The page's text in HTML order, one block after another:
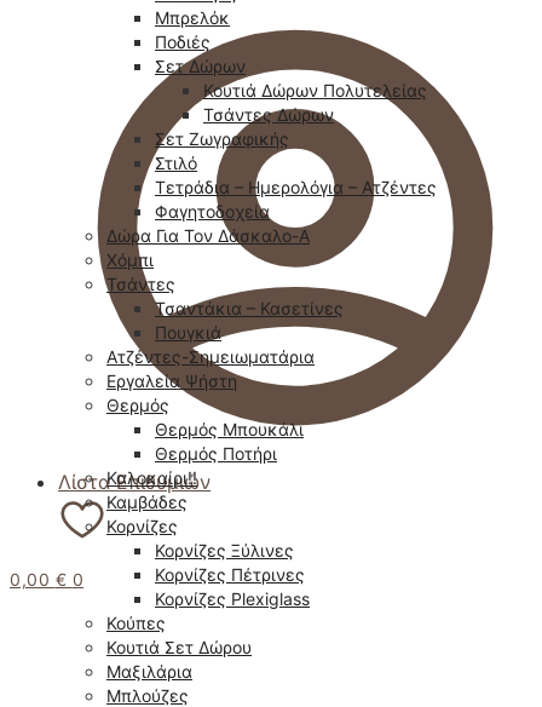
Λίστα Επιθυμιών
0,00 € 0
Μπρελόκ
Ποδιές
Σετ Δώρων
Κουτιά Δώρων Πολυτελείας
Τσάντες Δώρων
Σετ Ζωγραφικής
Στιλό
Τετράδια – Ημερολόγια – Ατζέντες
Φαγητοδοχεία
Δώρα Για Τον Δάσκαλο-Α
Χόμπι
Τσάντες
Τσαντάκια – Κασετίνες
Πουγκιά
Ατζέντες-Σημειωματάρια
Εργαλεία Ψήστη
Θερμός
Θερμός Μπουκάλι
Θερμός Ποτήρι
Καλοκαίρι!!
Καμβάδες
Κορνίζες
Κορνίζες Ξύλινες
Κορνίζες Πέτρινες
Κορνίζες Plexiglass
Κούπες
Κουτιά Σετ Δώρου
Μαξιλάρια
Μπλούζες